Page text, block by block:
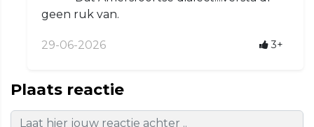
geen ruk van.
29-06-2026 3+
Plaats reactie